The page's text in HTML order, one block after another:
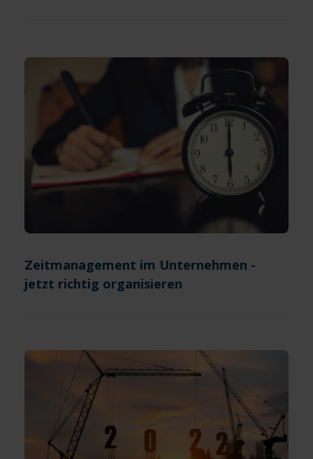
Zeitmanagement im Unternehmen -
jetzt richtig organisieren